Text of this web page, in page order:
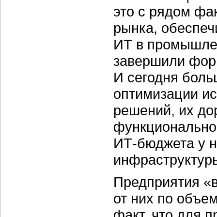
это с рядом
рынка,
ИТ в
завершили
И сегодня
оптимизации
решений, их
ИТ-бюджета у
Предприятия
от них по